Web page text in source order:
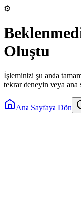
⚙️
Oluştu
İşleminizi şu anda
tekrar deneyin veya ana
Ana Sayfaya Dön